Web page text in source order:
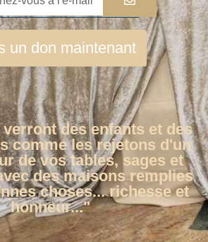
un don maintenant
des enfants et des
comme les rejetons d'un
de vos tables, sages et
des maisons remplies
choses... richesse et
honneur..."